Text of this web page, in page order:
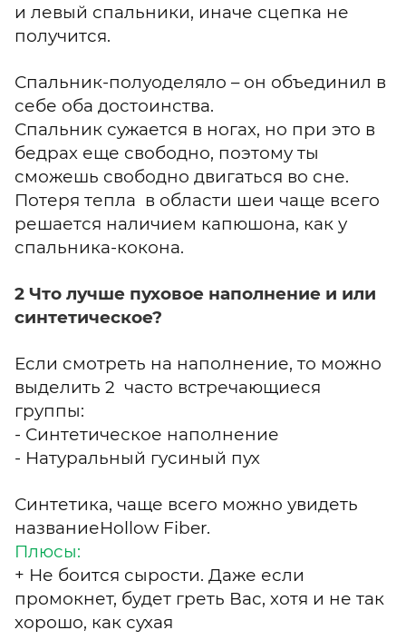
и левый спальники, иначе сцепка не
получится.
Спальник-полуоделяло – он объединил в
себе оба достоинства.
Спальник сужается в ногах, но при это в
бедрах еще свободно, поэтому ты
сможешь свободно двигаться во сне.
Потеря тепла в области шеи чаще всего
решается наличием капюшона, как у
спальника-кокона.
2 Что лучше пуховое наполнение и или
синтетическое?
Если смотреть на наполнение, то можно
выделить 2 часто встречающиеся
группы:
- Синтетическое наполнение
- Натуральный гусиный пух
Синтетика, чаще всего можно увидеть
названиеHollow Fiber.
Плюсы:
+ Не боится сырости. Даже если
промокнет, будет греть Вас, хотя и не так
хорошо, как сухая